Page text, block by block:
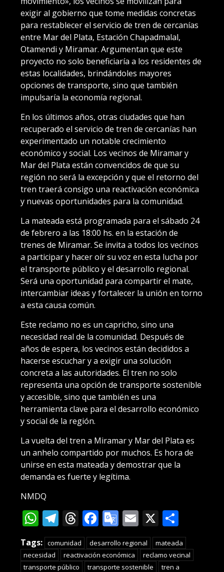
exigir al gobierno que tome medidas concretas
para restablecer el servicio de tren de cercanías
entre Mar del Plata, Estación Chapadmalal,
Otamendi y Miramar. Argumentan que este
proyecto no solo beneficiaría a los residentes de
estas localidades, brindándoles mayores
opciones de transporte, sino que también
impulsaría la economía regional.
En los últimos años, otras ciudades que han
recuperado el servicio de tren de cercanías han
experimentado un notable crecimiento
económico y social. Los vecinos de Miramar y
Mar del Plata están convencidos de que su
región no será la excepción y que el retorno del
tren traerá consigo una reactivación económica
y nuevas oportunidades para la comunidad.
La mateada está programada para el sábado 24
de febrero a las 18:00 hs. en la estación de
trenes de Miramar. Se invita a todos los vecinos
a participar y hacer oír su voz en esta lucha por
el transporte público y el desarrollo regional.
Será una oportunidad para compartir el mate,
intercambiar ideas y fortalecer la unión en torno
a esta causa común.
Este reclamo no es un capricho, sino una
necesidad real de la comunidad. Después de
años de espera, los vecinos están decididos a
hacerse escuchar y a exigir una solución
concreta a las autoridades. El tren no solo
representa una opción de transporte sostenible
y accesible, sino que también es una
herramienta clave para el desarrollo económico
y social de la región.
La vuelta del tren a Miramar y Mar del Plata es
un anhelo compartido por muchos. Es hora de
unirse en esta mateada y demostrar que la
demanda es fuerte y legítima.
NMDQ
WhatsApp
Telegram
Threads
Facebook
Google
Translate
Email
X
Tags: comunidad desarrollo regional
mateada
necesidad
reactivación económica
reclamo vecinal
transporte público
transporte sostenible
tren a